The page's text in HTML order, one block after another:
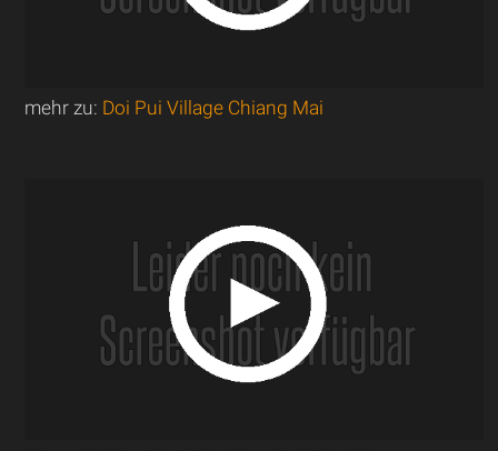
mehr zu: Doi Pui Village Chiang Mai